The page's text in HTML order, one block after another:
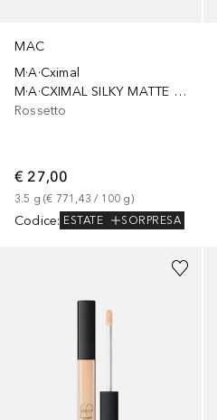
MAC
M·A·Cximal
M·A·CXIMAL SILKY MATTE LIPSTICK
Rossetto
€ 27,00
3.5 g (€ 771,43 / 100 g)
Codice: ESTATE SORPRESA
+15